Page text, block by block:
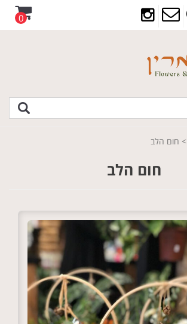
0
> חום הלב
חום הלב